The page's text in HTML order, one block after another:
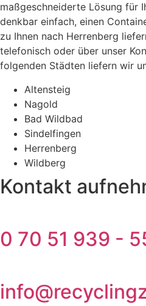
maßgeschneiderte Lösung für
denkbar einfach, einen
zu Ihnen nach Herrenberg
telefonisch oder über unser
folgenden Städten liefern wir
Altensteig
Nagold
Bad Wildbad
Sindelfingen
Herrenberg
Wildberg
Kontakt
0 70 51 939 -